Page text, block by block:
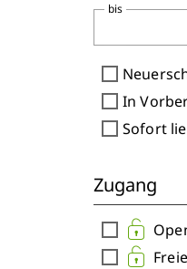
bis
check_box_outline_blank
check_box_outline_blank In
check_box_outline_blank Sofort
Zugang
check_box_outline_blank
check_box_outline_blank